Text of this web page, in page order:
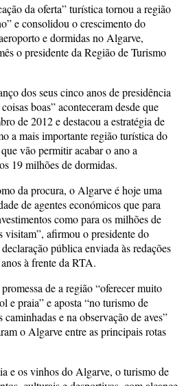
da oferta” turística tornou a região
e consolidou o crescimento do
e dormidas no Algarve,
o presidente da Região de Turismo
dos seus cinco anos de presidência
boas” aconteceram desde que
de 2012 e destacou a estratégia de
a mais importante região turística do
vão permitir acabar o ano a
19 milhões de dormidas.
da procura, o Algarve é hoje uma
de agentes económicos que para
como para os milhões de
visitam”, afirmou o presidente do
pública enviada às redações
à frente da RTA.
de a região “oferecer muito
e praia” e aposta “no turismo de
e na observação de aves”
o Algarve entre as principais rotas
e os vinhos do Algarve, o turismo de